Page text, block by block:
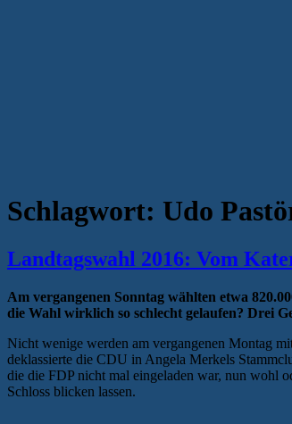
Schlagwort: Udo
Landtagswahl 2016: Vom
Am vergangenen Sonntag wählten etwa
die Wahl wirklich so schlecht gelaufen? Drei
Nicht wenige werden am vergangenen Montag
deklassierte die CDU in Angela Merkels
die die FDP nicht mal eingeladen war, nun wohl
Schloss blicken lassen.